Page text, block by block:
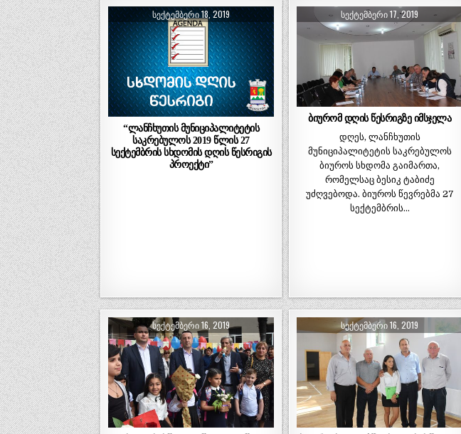
ᲡᲔᲥᲢᲔᲛᲑᲔᲠᲘ 18, 2019
“ლანჩხუთის მუნიციპალიტეტის
საკრებულოს 2019 წლის 27
სექტემბრის სხდომის დღის წესრიგის
პროექტი”
ᲡᲔᲥᲢᲔᲛᲑᲔᲠᲘ 17, 2019
ბიურომ დღის წესრიგზე იმსჯელა
დღეს, ლანჩხუთის
მუნიციპალიტეტის საკრებულოს
ბიუროს სხდომა გაიმართა,
რომელსაც ბესიკ ტაბიძე
უძღვებოდა. ბიუროს წევრებმა 27
სექტემბრის…
ᲡᲔᲥᲢᲔᲛᲑᲔᲠᲘ 16, 2019 ᲡᲔᲥᲢᲔᲛᲑᲔᲠᲘ 16, 2019